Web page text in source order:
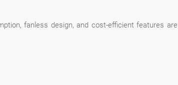
fanless design, and cost-efficient features are